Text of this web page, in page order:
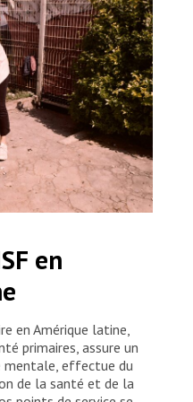
de Mexico, les
de MSF mènent
en profondeur.
en
en Amérique latine,
primaires, assure un
mentale, effectue du
de la santé et de la